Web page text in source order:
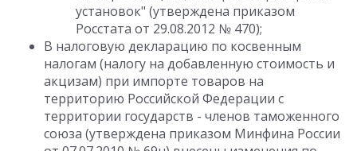
установок" (утверждена приказом
Росстата от 29.08.2012 № 470);
В налоговую декларацию по косвенным
налогам (налогу на добавленную стоимость и
акцизам) при импорте товаров на
территорию Российской Федерации с
территории государств - членов таможенного
союза (утверждена приказом Минфина России